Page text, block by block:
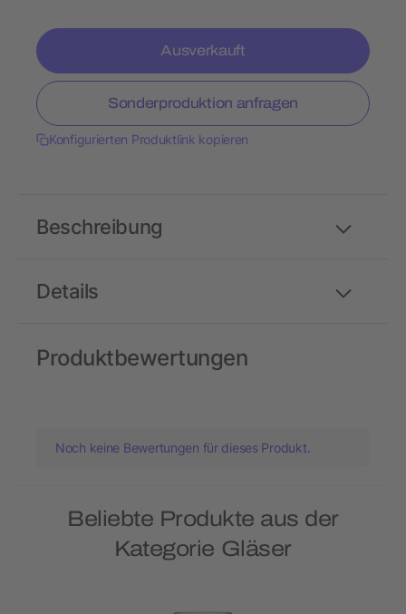
Ausverkauft
Sonderproduktion anfragen
Konfigurierten Produktlink kopieren
Details
Beschreibung
Produktbewertungen
Noch keine Bewertungen für dieses Produkt.
Beliebte Produkte aus der
Kategorie Gläser